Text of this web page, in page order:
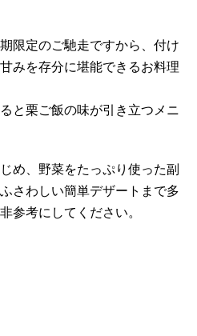
限定のご馳走ですから、付け
みを存分に堪能できるお料理
と栗ご飯の味が引き立つメニ
め、野菜をたっぷり使った副
さわしい簡単デザートまで多
参考にしてください。